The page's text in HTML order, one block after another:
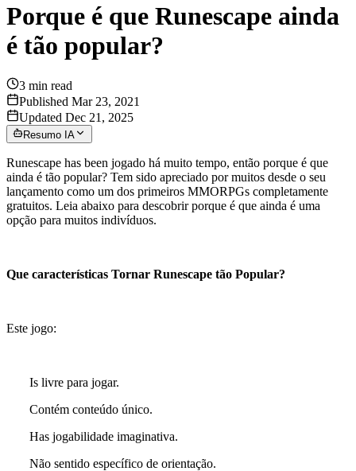
Porque é que Runescape ainda
é tão popular?
3 min read
Published Mar 23, 2021
Updated Dec 21, 2025
Resumo IA
Runescape has been jogado há muito tempo, então porque é que
ainda é tão popular? Tem sido apreciado por muitos desde o seu
lançamento como um dos primeiros MMORPGs completamente
gratuitos. Leia abaixo para descobrir porque é que ainda é uma
opção para muitos indivíduos.
Que características Tornar Runescape tão Popular?
Este jogo:
Is livre para jogar.
Contém conteúdo único.
Has jogabilidade imaginativa.
Não sentido específico de orientação.